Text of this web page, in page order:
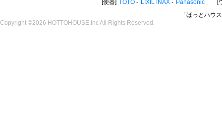
便器 TOTO LIXIL INAX Panasonic
「ほっとハウ
Copyright ©2026 HOTTOHOUSE,Inc All Rights Reserved.